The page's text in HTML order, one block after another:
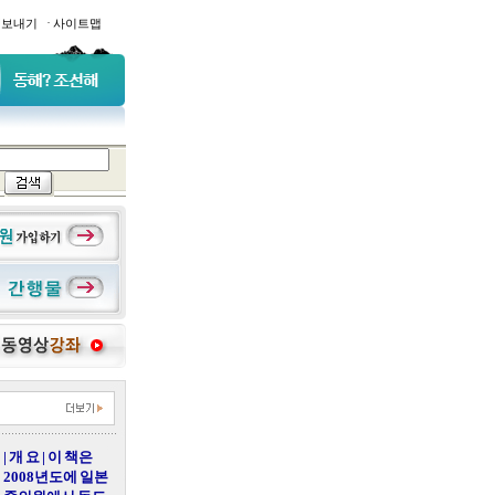
내기 · 사이트맵
| 개 요 | 이 책은
2008년도에 일본